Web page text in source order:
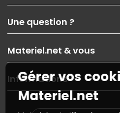
Nos services
Les magasins Materiel.net
Nos solutions pour les pros
Contactez-nous
Une question ?
Paiement, livraison
Garanties,Pack Zen
SAV, demander un retour
Informations
Guides d'achats et tutoriels
Materiel.net & vous
On répare votre PC portable
On rachète votre carte
PC sur mesure : Votre RDV
Notre démarche écologique
Informations
Plan du site
Nos marques
Gérer vos
Materiel.net